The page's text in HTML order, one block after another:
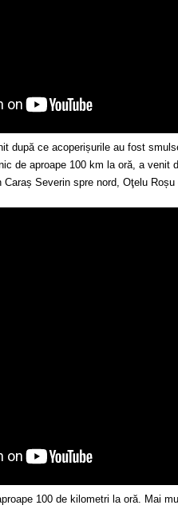
după ce acoperișurile au fost
de aproape 100 km la oră, a venit
Severin spre nord, Oţelu Roșu
100 de kilometri la oră. Mai